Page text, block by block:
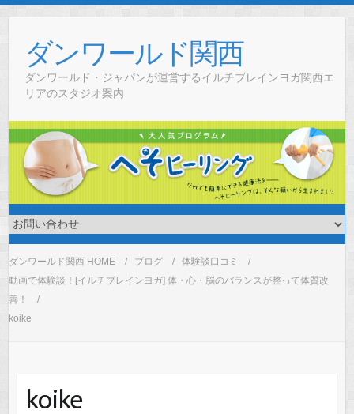
contentダンワールド関西
ダンワールド・ジャパンが運営するイルチブレインヨガ関西エ
リアのスタジオ案内
ダンワールド関西 HOME ブログ
体験談口コミ
動画で体験談！[イルチブレインヨガ] 体・心・脳のバランスが整って体質改
善！
koike
koike